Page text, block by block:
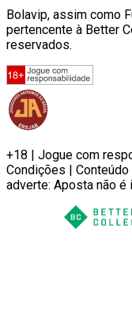
Bolavip, assim como
pertencente à Better
reservados.
+18 | Jogue com
Condições |
adverte: Aposta não é